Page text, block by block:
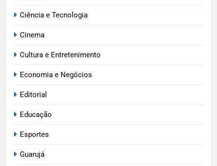
Ciência e Tecnologia
Cinema
Cultura e Entretenimento
Economia e Negócios
Editorial
Educação
Esportes
Guarujá